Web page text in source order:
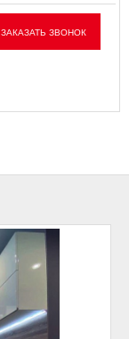
ЗАКАЗАТЬ ЗВОНОК